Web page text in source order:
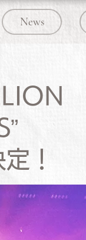
News
！